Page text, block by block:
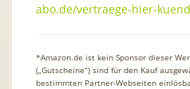
abo.de/vertraege-hier-
*Amazon.de ist kein Sponsor dieser
(„Gutscheine“) sind für den Kauf
bestimmten Partner-Webseiten